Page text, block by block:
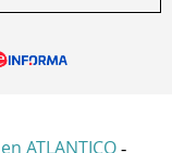
ATLANTICO -